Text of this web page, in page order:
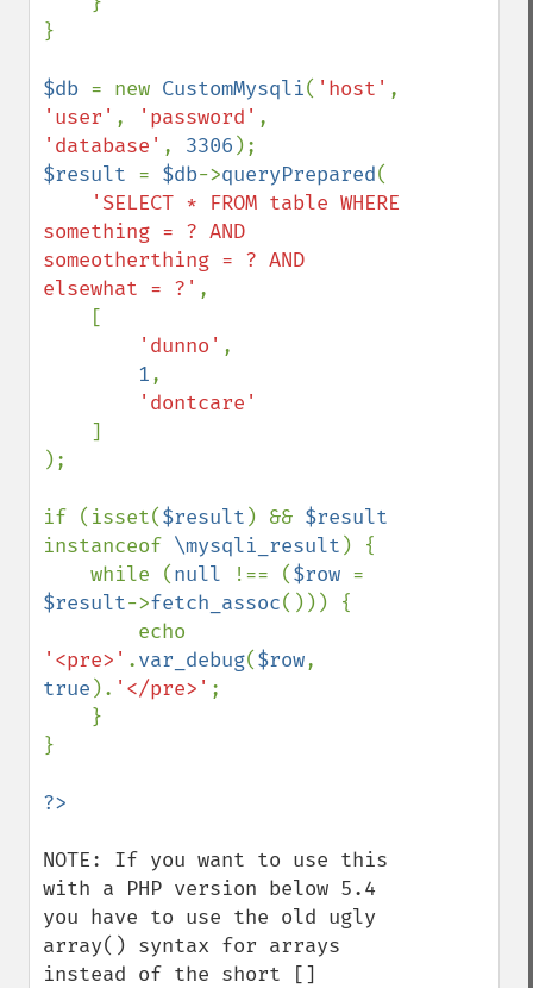
}
$db = new CustomMysqli( 'host'
'user' , 'password'
'database' , 3306
$result = $db->queryPrepared(
'SELECT * FROM table WHERE
something = ? AND
someotherthing = ? AND
elsewhat = ?' ,
'dunno' ,
1,
'dontcare'
]
);
if (isset($result ) &&
instanceof \mysqli_result ) {
    while (
null !== ($row
$result->fetch_assoc())) {
'<pre>' .var_debug($row
true ). '</pre>' ;
}
NOTE: If you want to use this
with a PHP version below 5.4
you have to use the old ugly
array() syntax for arrays
instead of the short []